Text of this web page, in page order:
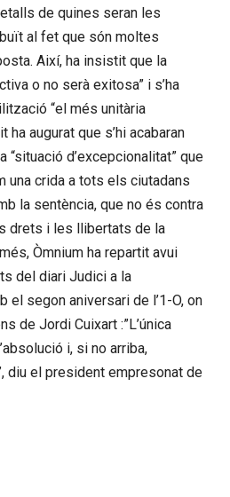
de quines seran les
al fet que són moltes
Així, ha insistit que la
o no serà exitosa” i s’ha
“el més unitària
augurat que s’hi acabaran
d’excepcionalitat” que
una crida a tots els ciutadans
la sentència, que no és contra
drets i les llibertats de la
Òmnium ha repartit avui
del diari Judici a la
el segon aniversari de l’1-O, on
de Jordi Cuixart :”L’única
i, si no arriba,
diu el president empresonat de